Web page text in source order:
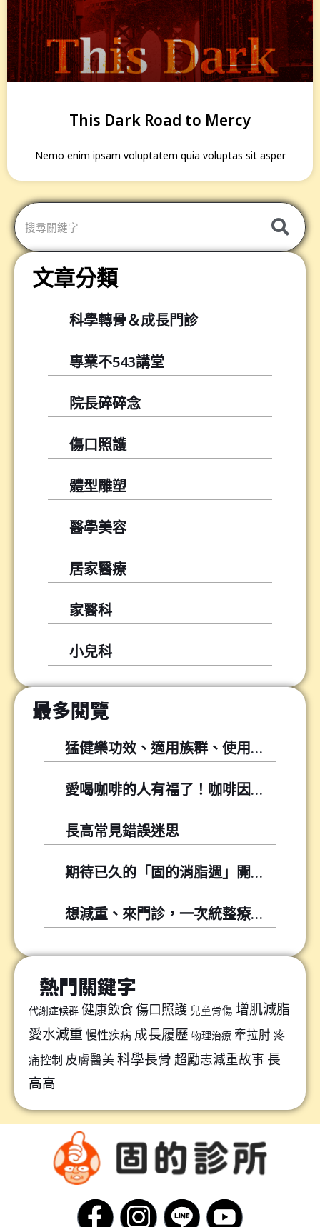
This Dark Road to Mercy
Nemo enim ipsam voluptatem quia voluptas sit asper
文章分類
科學轉骨＆成長門診
專業不543講堂
院長碎碎念
傷口照護
體型雕塑
醫學美容
居家醫療
家醫科
小兒科
最多閱覽
猛健樂功效、適用族群、使用方式與常見問題
愛喝咖啡的人有福了！咖啡因可以幫你降低尿酸！
長高常見錯誤迷思
期待已久的「固的消脂週」開跑囉～～
想減重、來門診，一次統整療程懶人包
熱門關鍵字
代謝症候群 健康飲食傷口照護 兒童骨傷 增肌減脂
愛水減重 慢性疾病 成長履歷 物理治療 牽拉肘 疼
痛控制 皮膚醫美 科學長骨 超勵志減重故事 長
高高